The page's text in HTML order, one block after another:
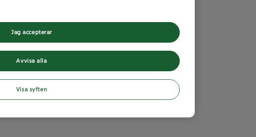
Avvisa alla
Jag accepterar
Visa syften